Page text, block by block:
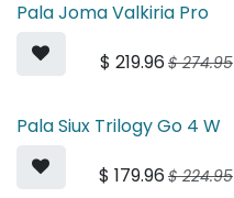
Pala Joma Valkiria Pro
$ 219.96 $274.95
Pala Siux Trilogy Go 4 W
$ 179.96 $224.95